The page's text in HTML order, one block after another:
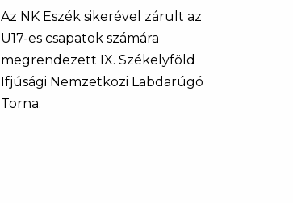
Az NK Eszék sikerével zárult az
U17-es csapatok számára
megrendezett IX. Székelyföld
Ifjúsági Nemzetközi Labdarúgó
Torna.